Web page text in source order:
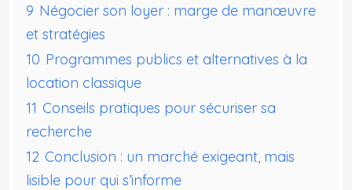
9 Négocier son loyer : marge de manœuvre
et stratégies
10 Programmes publics et alternatives à la
location classique
11 Conseils pratiques pour sécuriser sa
recherche
12 Conclusion : un marché exigeant, mais
lisible pour qui s’informe